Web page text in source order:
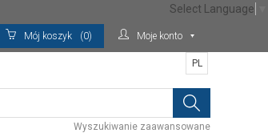
Mój koszyk (0) Moje konto
Wyszukiwanie zaawansowane
PL
Select Language